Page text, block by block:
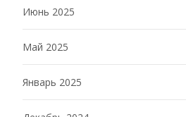
Июнь 2025
Май 2025
Январь 2025